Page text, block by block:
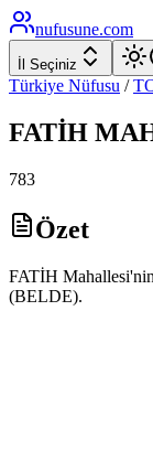
nufusune.com
İl Seçiniz
Türkiye Nüfusu /
FATİH
783
Özet
FATİH
(BELDE).